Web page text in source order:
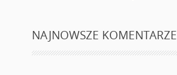
NAJNOWSZE KOMENTARZE